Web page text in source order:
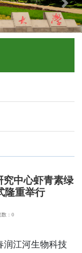
中心虾青素绿
隆重举行
： 0
润江河生物科技